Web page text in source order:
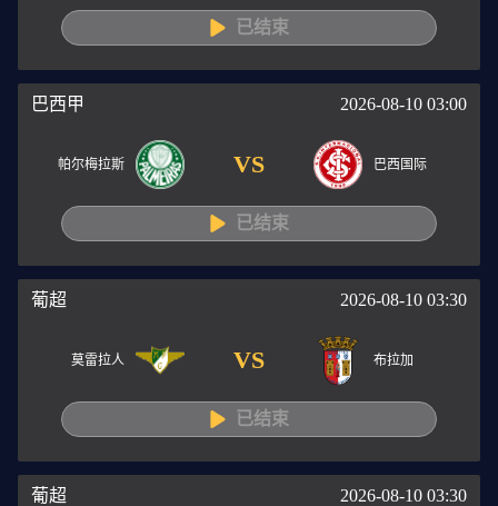
已结束
巴西甲 2026-08-10 03:00
帕尔梅拉斯 VS 巴西国际
已结束
葡超 2026-08-10 03:30
莫雷拉人 VS 布拉加
已结束
葡超 2026-08-10 03:30